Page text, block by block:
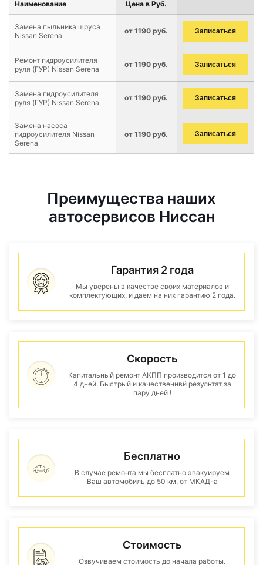
Наименование Цена в Руб.
Замена пыльника шруса
Nissan Serena
от 1190 руб. Записаться
Ремонт гидроусилителя
руля (ГУР) Nissan Serena
от 1190 руб. Записаться
Замена гидроусилителя
руля (ГУР) Nissan Serena
от 1190 руб. Записаться
Замена насоса
гидроусилителя Nissan
Serena
от 1190 руб. Записаться
Преимущества наших
автосервисов Ниссан
Гарантия 2 года
Мы уверены в качестве своих материалов и
комплектующих, и даем на них гарантию 2 года.
Скорость
Капитальный ремонт АКПП производится от 1 до
4 дней. Быстрый и качественнвй результат за
пару дней !
Бесплатно
В случае ремонта мы бесплатно эвакуируем
Ваш автомобиль до 50 км. от МКАД-а
Стоимость
Озвучиваем стоимость до начала работы.